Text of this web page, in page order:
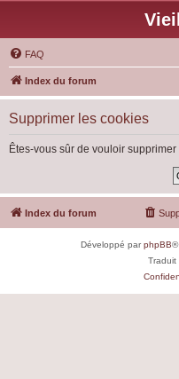
FAQ
Index du forum
Supprimer les cookies
Êtes-vous sûr de vouloir
Index du forum
Développé parphpBB®
Traduit